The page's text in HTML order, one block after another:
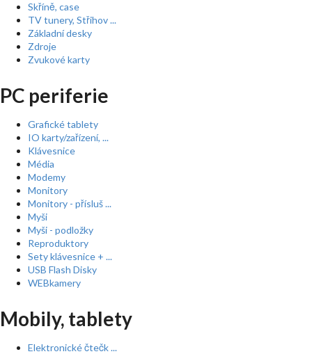
Skříně, case
TV tunery, Střihov ...
Základní desky
Zdroje
Zvukové karty
PC periferie
Grafické tablety
IO karty/zařízení, ...
Klávesnice
Média
Modemy
Monitory
Monitory - přísluš ...
Myši
Myši - podložky
Reproduktory
Sety klávesnice + ...
USB Flash Disky
WEBkamery
Mobily, tablety
Elektronické čtečk ...